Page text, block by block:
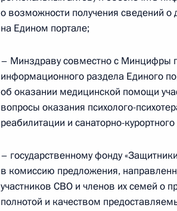
Совещание по мерам,
Сити Холле»
Совещание с членами
14 марта 2024 года, 17:40
Заседание Совета по
и национальным проектам
о возможности получения сведений
на Едином портале;
– Минздраву совместно с Минцифры
информационного раздела Единого
об оказании медицинской помощи
вопросы оказания психолого-
реабилитации и санаторно-
– государственному фонду
в комиссию предложения,
участников СВО и членов их семей о
полнотой и качеством